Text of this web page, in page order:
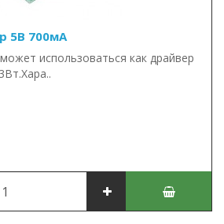
5В 700мА
использоваться как драйвер